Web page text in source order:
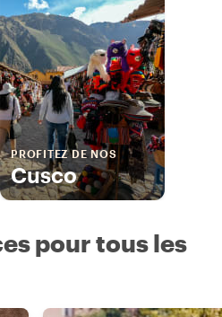
PROFITEZ DE NOS
Cusco
pour tous les